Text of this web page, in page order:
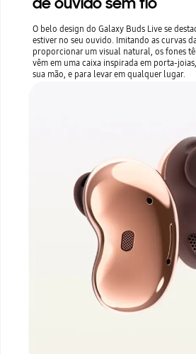
de ouvido sem fio
O belo design do Galaxy Buds Live se
estiver no seu ouvido. Imitando as curvas
proporcionar um visual natural, os fones
vêm em uma caixa inspirada em porta-
sua mão, e para levar em qualquer lugar.